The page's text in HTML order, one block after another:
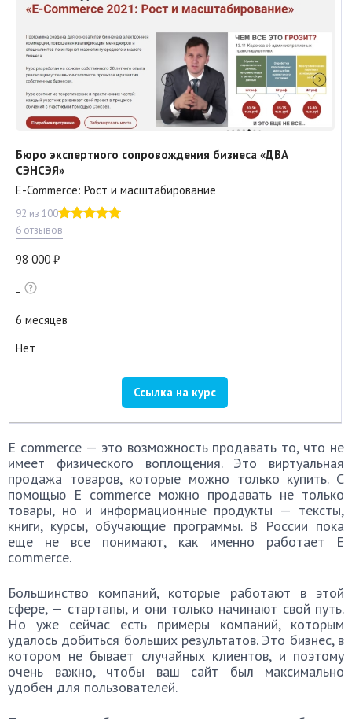
Бюро экспертного сопровождения бизнеса «ДВА
СЭНСЭЯ»
E-Commerce: Рост и масштабирование
92 из 100
6 отзывов
98 000
-
6 месяцев
Нет
Ссылка на курс
E commerce — это возможность продавать то, что не
имеет физического воплощения. Это виртуальная
продажа товаров, которые можно только купить. С
помощью E commerce можно продавать не только
товары, но и информационные продукты — тексты,
книги, курсы, обучающие программы. В России пока
еще не все понимают, как именно работает E
commerce.
Большинство компаний, которые работают в этой
сфере, — стартапы, и они только начинают свой путь.
Но уже сейчас есть примеры компаний, которым
удалось добиться больших результатов. Это бизнес, в
котором не бывает случайных клиентов, и поэтому
очень важно, чтобы ваш сайт был максимально
удобен для пользователей.